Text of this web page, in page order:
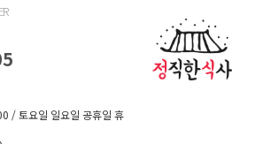
/ 토요일 일요일 공휴일 휴